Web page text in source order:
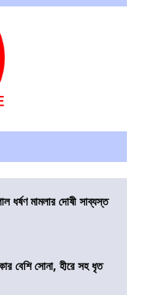
ধর্ষণ মামলার দোষী সাব্যস্ত
বেশি সোনা, হীরে সহ ধৃত